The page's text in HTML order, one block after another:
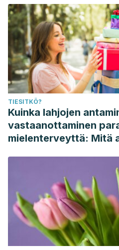
TIESITKÖ?
Kuinka lahjojen
vastaanottaminen
mielenterveyttä: Mitä